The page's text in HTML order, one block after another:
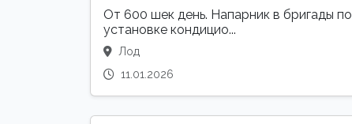
От 600 шек день. Напарник в бригады по
установке кондицио...
Лод
11.01.2026